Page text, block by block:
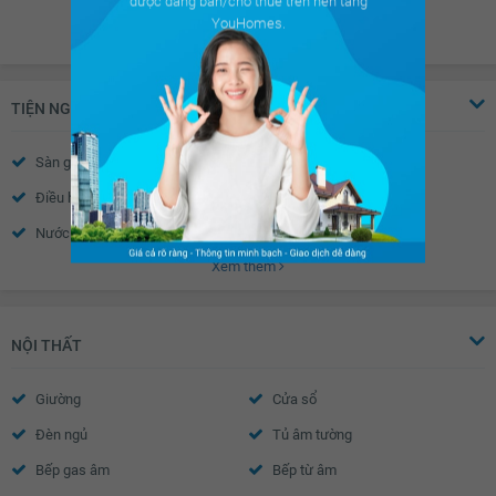
TIỆN NGHI
Sàn gỗ Sàn đá
Điều hòa Thiết bị báo cháy
Nước nóng Trần thạch cao
Tường sơn bả Cửa sổ an toàn
Cửa gỗ công nghiệp
Xem thêm
NỘI THẤT
Giường Cửa sổ
Đèn ngủ Tủ âm tường
Bếp gas âm Bếp từ âm
YouHomes.